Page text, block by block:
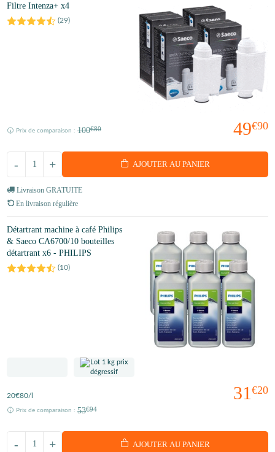
Filtre Intenza+ x4
(29)
49€90
Prix de comparaison : 100€80
+
- AJOUTER AU PANIER
Livraison GRATUITE
En livraison régulière
Détartrant machine à café Philips
& Saeco CA6700/10 bouteilles
détartrant x6 - PHILIPS
(10)
31 €20
20€80/l
Prix de comparaison : 53€94
+
- AJOUTER AU PANIER